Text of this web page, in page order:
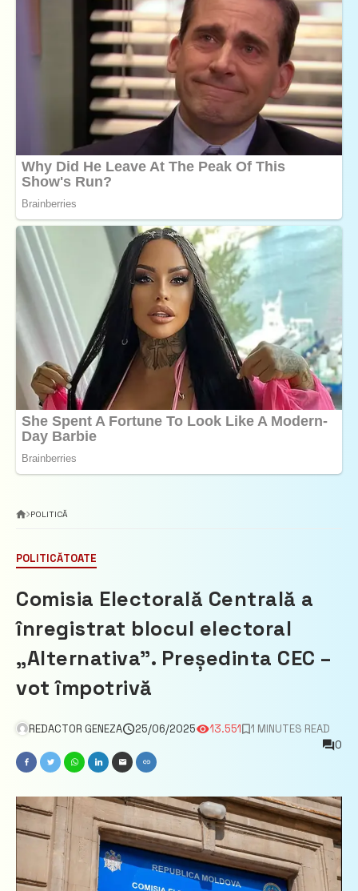
POLITICĂ
POLITICĂTOATE
Comisia Electorală Centrală a
înregistrat blocul electoral
„Alternativa”. Președinta CEC –
vot împotrivă
REDACTOR GENEZA 25/06/2025 13.551
1 MINUTES READ
0